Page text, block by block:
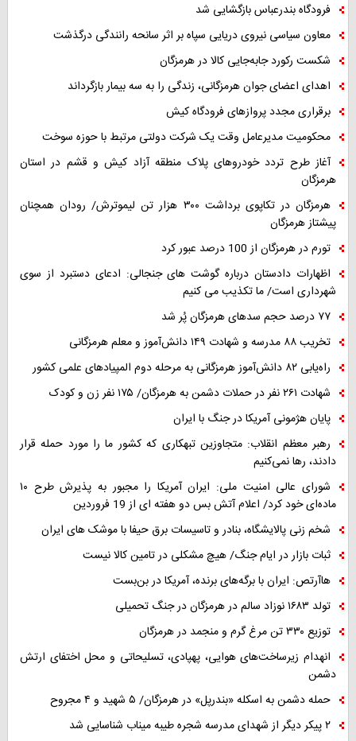
فرودگاه بندرعباس بازگشایی شد
معاون سیاسی نیروی دریایی سپاه بر اثر سانحه رانندگی درگذشت
شکست رکورد جابه‌جایی کالا در هرمزگان
اهدای اعضای جوان هرمزگانی، زندگی را به سه بیمار بازگرداند
برقراری مجدد پروازهای فرودگاه کیش
محکومیت مدیرعامل وقت یک شرکت دولتی مرتبط با حوزه سوخت
آغاز طرح تردد خودروهای پلاک منطقه آزاد کیش و قشم در استان
هرمزگان
هرمزگان در تکاپوی برداشت ۳۰۰ هزار تن لیموترش/ رودان همچنان
پیشتاز هرمزگان
تورم در هرمزگان از 100 درصد عبور کرد
اظهارات دادستان درباره گوشت های جنجالی: ادعای دستبرد از سوی
شهرداری است/ ما تکذیب می کنیم
۷۷ درصد حجم سدهای هرمزگان پُر شد
تخریب ۸۸ مدرسه و شهادت ۱۴۹ دانش‌آموز و معلم هرمزگانی
راه‌یابی ۸۲ دانش‌آموز هرمزگانی به مرحله دوم المپیادهای علمی کشور
شهادت ۲۶۱ نفر در حملات دشمن به هرمزگان/ ۱۷۵ نفر زن و کودک
پایان هژمونی آمریکا در جنگ با ایران
رهبر معظم انقلاب: متجاوزین تبهکاری که کشور ما را مورد حمله قرار
دادند، رها نمی‌کنیم
شورای عالی امنیت ملی: ایران آمریکا را مجبور به پذیرش طرح ۱۰
ماده‌ای خود کرد/ اعلام آتش بس دو هفته ای از 19 فروردین
شخم زنی پالایشگاه، بنادر و تاسیسات برق حیفا با موشک های ایران
ثبات بازار در ایام جنگ/ هیچ مشکلی در تامین کالا نیست
هاآرتص: ایران با برگه‌های برنده، آمریکا در بن‌بست
تولد ۱۶۸۳ نوزاد سالم در هرمزگان در جنگ تحمیلی
توزیع ۳۳۰ تن مرغ گرم و منجمد در هرمزگان
انهدام زیرساخت‌های هوایی، پهپادی، تسلیحاتی و محل اختفای ارتش
دشمن
حمله دشمن به اسکله «بندرپل» در هرمزگان/ ۵ شهید و ۴ مجروح
۲ پیکر دیگر از شهدای مدرسه شجره طیبه میناب شناسایی شد